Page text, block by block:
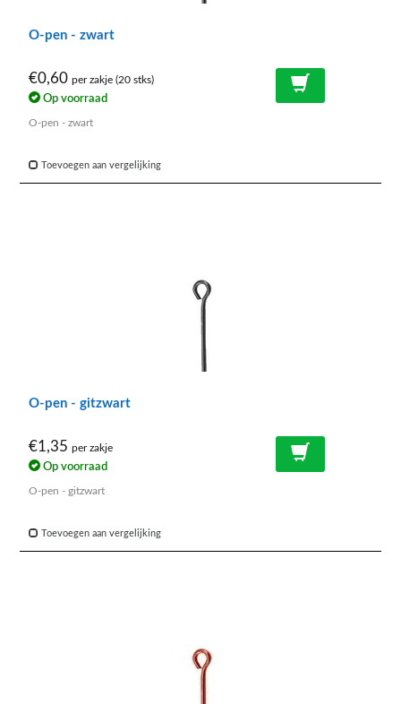
O-pen - zwart
€0,60 per zakje (20 stks)
Op voorraad
O-pen - zwart
Toevoegen aan vergelijking
O-pen - gitzwart
€1,35 per zakje
Op voorraad
O-pen - gitzwart
Toevoegen aan vergelijking